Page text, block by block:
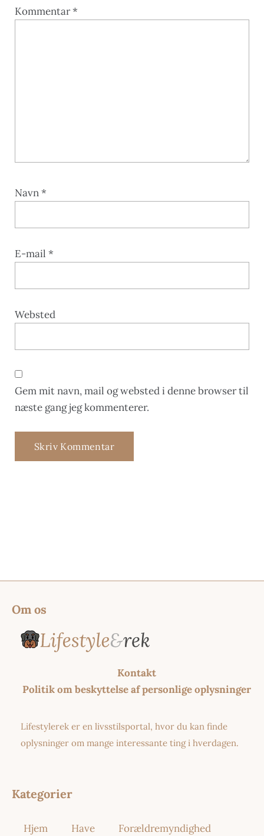
Kommentar*
Navn*
E-mail *
Websted
Gem mit navn, mail og websted i denne browser til
næste gang jeg kommenterer.
Om os
Kontakt
Politik om beskyttelse af personlige oplysninger
Lifestylerek er en livsstilsportal, hvor du kan finde
oplysninger om mange interessante ting i hverdagen.
Kategorier
Hjem Have Forældremyndighed